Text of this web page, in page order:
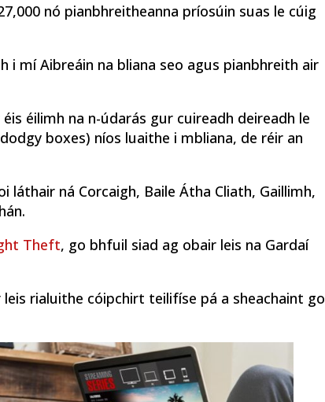
nó pianbhreitheanna príosúin suas le cúig
i mí Aibreáin na bliana seo agus pianbhreith air
éilimh na n-údarás gur cuireadh deireadh le
boxes) níos luaithe i mbliana, de réir an
láthair ná Corcaigh, Baile Átha Cliath, Gaillimh,
Theft, go bhfuil siad ag obair leis na Gardaí
rialuithe cóipchirt teilifíse pá a sheachaint go